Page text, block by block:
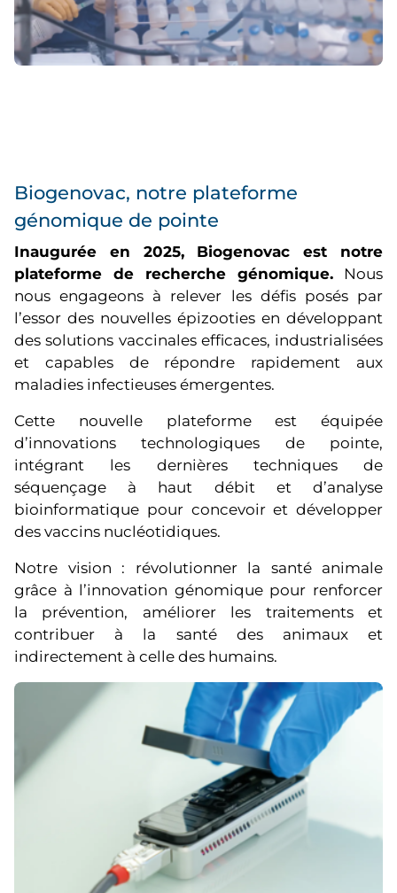
Biogenovac, notre plateforme
génomique de pointe
Inaugurée en 2025, Biogenovac est notre
plateforme de recherche génomique. Nous
nous engageons à relever les défis posés par
l’essor des nouvelles épizooties en développant
des solutions vaccinales efficaces, industrialisées
et capables de répondre rapidement aux
maladies infectieuses émergentes.
Cette nouvelle plateforme est équipée
d’innovations technologiques de pointe,
intégrant les dernières techniques de
séquençage à haut débit et d’analyse
bioinformatique pour concevoir et développer
des vaccins nucléotidiques.
Notre vision : révolutionner la santé animale
grâce à l’innovation génomique pour renforcer
la prévention, améliorer les traitements et
contribuer à la santé des animaux et
indirectement à celle des humains.